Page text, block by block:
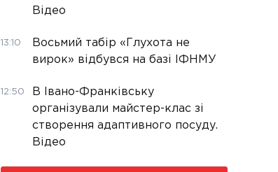
Відео
13:10
Восьмий табір «Глухота не
вирок» відбувся на базі ІФНМУ
12:50
В Івано-Франківську
організували майстер-клас зі
створення адаптивного посуду.
Відео